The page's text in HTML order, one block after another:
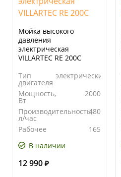
Мойка высокого
давления
электрическая
VILLARTEC RE 200C
Тип
двигателя
электрический
Мощность,
Вт
2000
Производительность,
л/час
480
Рабочее
бар
165
В наличии
12 990 ₽